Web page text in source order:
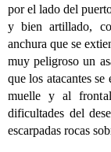
por el lado del
y bien artillado,
anchura que se
muy peligroso un
que los atacantes
muelle y al
dificultades del
escarpadas rocas